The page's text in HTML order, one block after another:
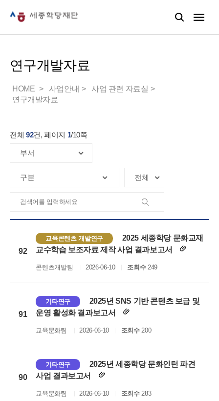
연구개발자료
HOME 사업안내
사업 관련 자료실
연구개발자료
전체 92건, 페이지 1/10쪽
92
교육콘텐츠 개발연구
2025 세종학당 문화교재
교수학습 보조자료 제작 사업 결과보고서
콘텐츠개발팀 2026-06-10 조회수249
91
기타연구
2025년 SNS 기반 콘텐츠 보급 및
운영 활성화 결과보고서
교육문화팀 2026-06-10 조회수200
90
기타연구
2025년 세종학당 문화인턴 파견
사업 결과보고서
교육문화팀 2026-06-10 조회수283